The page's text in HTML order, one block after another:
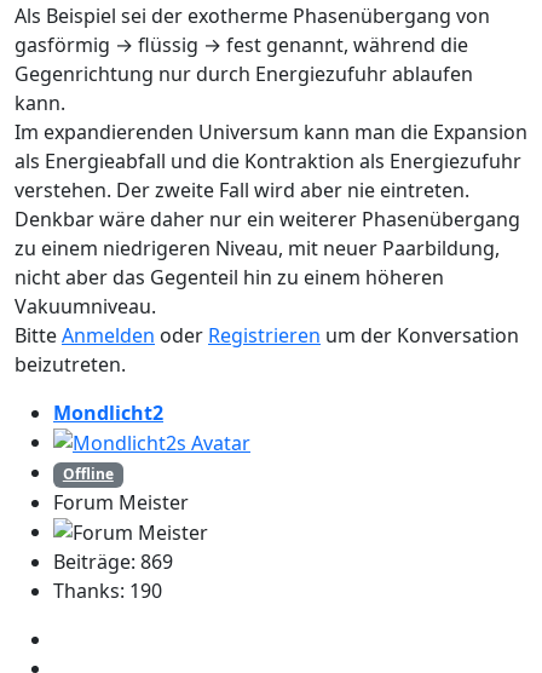
Als Beispiel sei der exotherme Phasenübergang von
gasförmig → flüssig → fest genannt, während die
Gegenrichtung nur durch Energiezufuhr ablaufen
kann.
Im expandierenden Universum kann man die Expansion
als Energieabfall und die Kontraktion als Energiezufuhr
verstehen. Der zweite Fall wird aber nie eintreten.
Denkbar wäre daher nur ein weiterer Phasenübergang
zu einem niedrigeren Niveau, mit neuer Paarbildung,
nicht aber das Gegenteil hin zu einem höheren
Vakuumniveau.
BitteAnmelden oder Registrieren um der Konversation
beizutreten.
Mondlicht2
Offline
Forum Meister
Beiträge: 869
Thanks: 190